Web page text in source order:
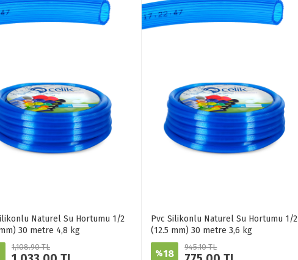
Naturel Su Hortumu 1/2
30 metre 4,8 kg
1,108.90 TL
Pvc Silikonlu Naturel Su Hortumu 1/2
(12.5 mm) 30 metre 3,6 kg
%18
945.10 TL